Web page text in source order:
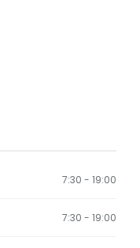
7:30 - 19:00
7:30 - 19:00